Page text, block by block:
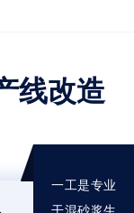
线改造
一工是专业